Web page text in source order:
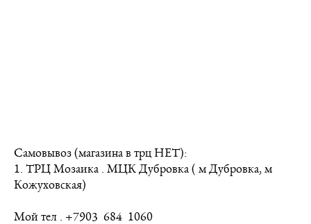
Самовывоз (магазина в трц НЕТ):
1. ТРЦ Мозаика . МЦК Дубровка ( м Дубровка, м
Кожуховская)
Мой тел . +7903 684 1060